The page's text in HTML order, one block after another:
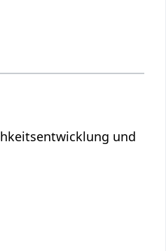
und